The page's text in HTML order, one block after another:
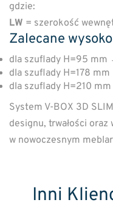
gdzie:
LW = szerokość
Zalecane
dla szuflady H=95
dla szuflady H=178
dla szuflady H=210
System V-BOX 3D
designu, trwałości
w nowoczesnym
Inni